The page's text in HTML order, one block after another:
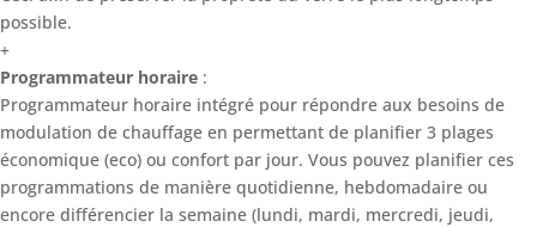
possible.
+
Programmateur horaire :
Programmateur horaire intégré pour répondre aux besoins de
modulation de chauffage en permettant de planifier 3 plages
économique (eco) ou confort par jour. Vous pouvez planifier ces
programmations de manière quotidienne, hebdomadaire ou
encore différencier la semaine (lundi, mardi, mercredi, jeudi,